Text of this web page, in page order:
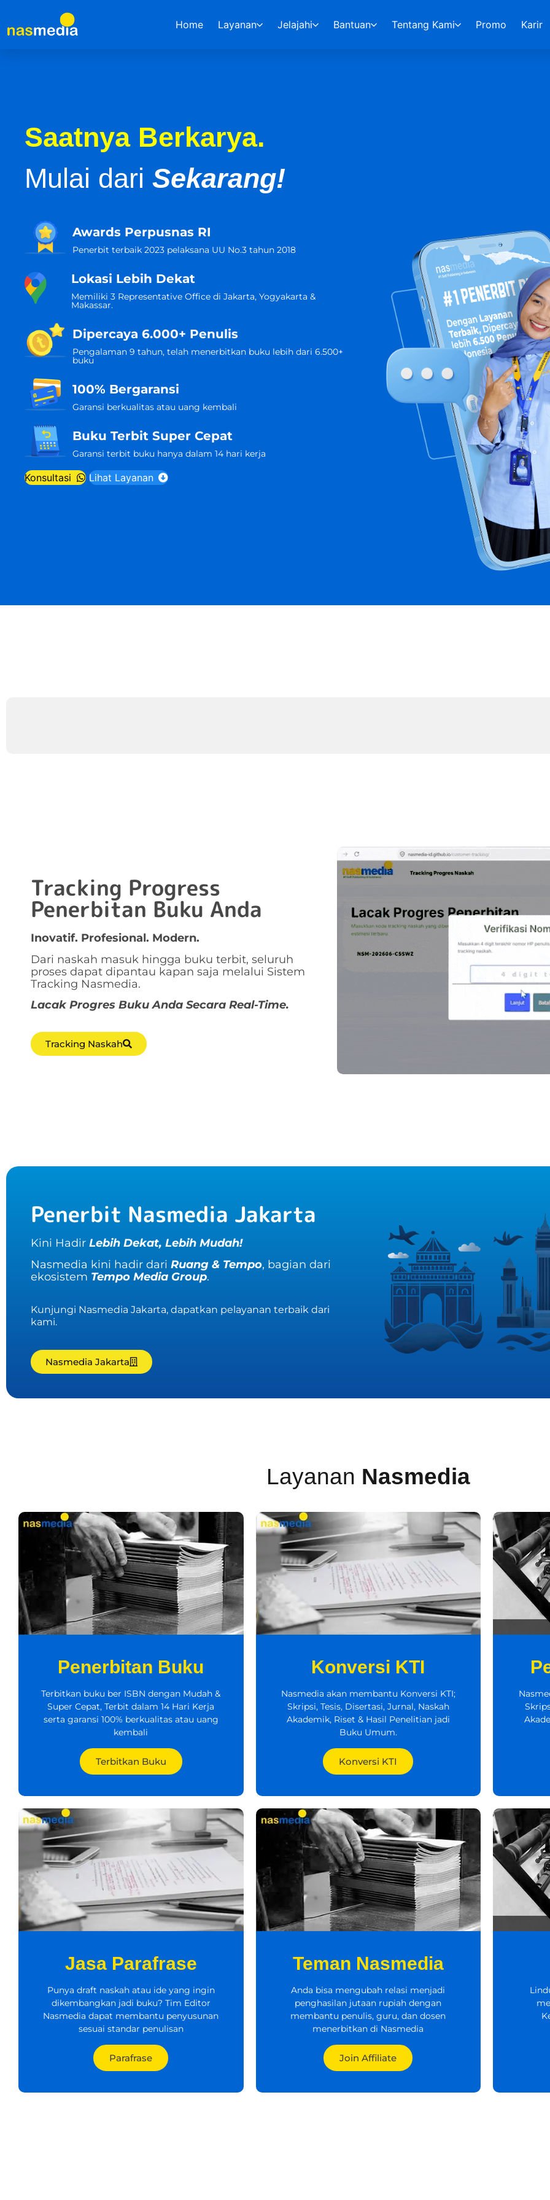
Home Layanan Jelajahi Bantuan Tentang Kami Promo Karir
Saatnya Berkarya.
Mulai dari Sekarang!
Awards Perpusnas RI
Penerbit terbaik 2023 pelaksana UU No.3 tahun 2018
Lokasi Lebih Dekat
Memiliki 3 Representative Office di Jakarta, Yogyakarta &
Makassar.
Dipercaya 6.000+ Penulis
Pengalaman 9 tahun, telah menerbitkan buku lebih dari 6.500+
buku
100% Bergaransi
Garansi berkualitas atau uang kembali
Buku Terbit Super Cepat
Garansi terbit buku hanya dalam 14 hari kerja
Konsultasi Lihat Layanan
Tracking Progress
Penerbitan Buku Anda
Inovatif. Profesional. Modern.
Dari naskah masuk hingga buku terbit, seluruh
proses dapat dipantau kapan saja melalui Sistem
Tracking Nasmedia.
Lacak Progres Buku Anda Secara Real-Time.
Tracking Naskah
Penerbit Nasmedia Jakarta
Kini Hadir Lebih Dekat, Lebih Mudah!
Nasmedia kini hadir dari Ruang & Tempo, bagian dari
ekosistem Tempo Media Group.
Kunjungi Nasmedia Jakarta, dapatkan pelayanan terbaik dari
kami.
Nasmedia Jakarta
Layanan Nasmedia
Penerbitan Buku
Terbitkan buku ber ISBN dengan Mudah &
Super Cepat, Terbit dalam 14 Hari Kerja
serta garansi 100% berkualitas atau uang
kembali
Terbitkan Buku
Konversi KTI
Nasmedia akan membantu Konversi KTI;
Skripsi, Tesis, Disertasi, Jurnal, Naskah
Akademik, Riset & Hasil Penelitian jadi
Buku Umum.
Konversi KTI
Jasa Parafrase
Punya draft naskah atau ide yang ingin
dikembangkan jadi buku? Tim Editor
Nasmedia dapat membantu penyusunan
sesuai standar penulisan
Parafrase
Teman Nasmedia
Anda bisa mengubah relasi menjadi
penghasilan jutaan rupiah dengan
membantu penulis, guru, dan dosen
menerbitkan di Nasmedia
Join Affiliate